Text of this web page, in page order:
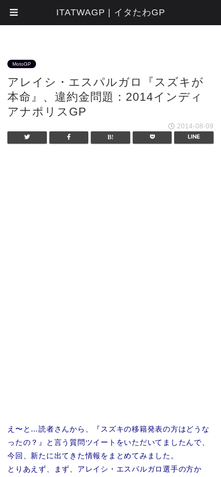
MotoGP
アレイシ・エスパルガロ『スズキが
本命』、違約金問題：2014インディ
アナポリスGP
2014-08-09
え〜と…読者さんから、『スズキの移籍発表の方はどうな
ったの？』と言う質問ツイートをいただいてましたんで、
今回、新たに出てきた情報をまとめてみました。
とりあえず、まず、アレイシ・エスパルガロ選手の方か
ITATWAGP | イタたわGP